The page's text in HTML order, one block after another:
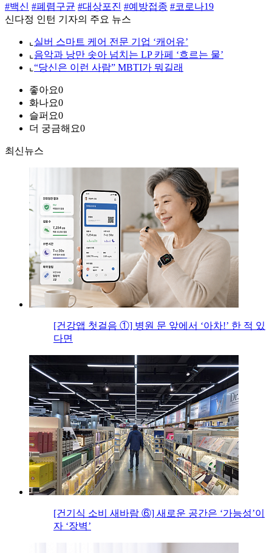
#백신 #폐렴구균 #대상포진 #예방접종 #코로나19
신다정 인턴 기자의 주요 뉴스
⌞ 실버 스마트 케어 전문 기업 ‘캐어유’
⌞ 음악과 낭만 솟아 넘치는 LP 카페 ‘흐르는 물’
⌞ “당신은 이런 사람” MBTI가 뭐길래
좋아요0
화나요0
슬퍼요0
더 궁금해요0
최신뉴스
[건강앱 첫걸음 ①] 병원 문 앞에서 ‘아차!’ 한 적 있
다면
[건기식 소비 새바람 ⑥] 새로운 공간은 ‘가능성’이
자 ‘장벽’